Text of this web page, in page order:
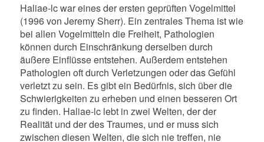
Haliae-lc war eines der ersten geprüften Vogelmittel
(1996 von Jeremy Sherr). Ein zentrales Thema ist wie
bei allen Vogelmitteln die Freiheit, Pathologien
können durch Einschränkung derselben durch
äußere Einflüsse entstehen. Außerdem entstehen
Pathologien oft durch Verletzungen oder das Gefühl
verletzt zu sein. Es gibt ein Bedürfnis, sich über die
Schwierigkeiten zu erheben und einen besseren Ort
zu finden. Haliae-lc lebt in zwei Welten, der der
Realität und der des Traumes, und er muss sich
zwischen diesen Welten, die sich nie treffen, nie